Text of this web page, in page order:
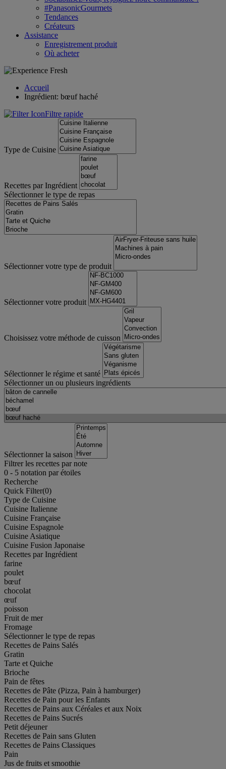
#PanasonicGourmets
Tendances
Créateurs
Assistance
Enregistrement produit
Où acheter
Accueil
Ingrédient: bœuf haché
Filtre rapide
Type de Cuisine
Recettes par Ingrédient
Sélectionner le type de repas
Sélectionner votre type de produit
Sélectionner votre produit
Choisissez votre méthode de cuisson
Sélectionner le régime et santé
Sélectionner un ou plusieurs ingrédients
Sélectionner la saison
Filtrer les recettes par note
0 - 5 notation par étoiles
Recherche
Quick Filter(0)
Type de Cuisine
Cuisine Italienne
Cuisine Française
Cuisine Espagnole
Cuisine Asiatique
Cuisine Fusion Japonaise
Recettes par Ingrédient
farine
poulet
bœuf
chocolat
œuf
poisson
Fruit de mer
Fromage
Sélectionner le type de repas
Recettes de Pains Salés
Gratin
Tarte et Quiche
Brioche
Pain de fêtes
Recettes de Pâte (Pizza, Pain à hamburger)
Recettes de Pain pour les Enfants
Recettes de Pains aux Céréales et aux Noix
Recettes de Pains Sucrés
Petit déjeuner
Recettes de Pain sans Gluten
Recettes de Pains Classiques
Pain
Jus de fruits et smoothie